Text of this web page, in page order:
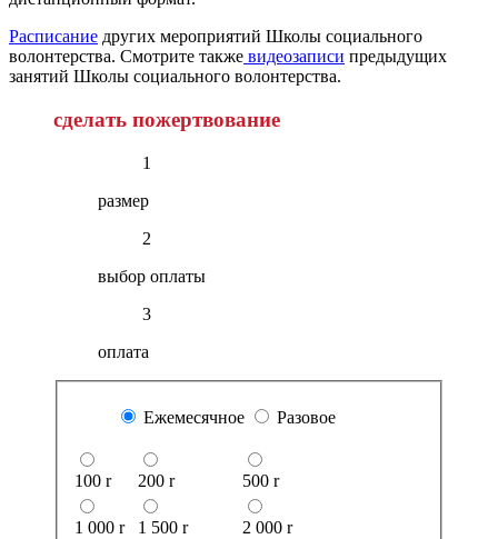
Расписание других мероприятий Школы социального
волонтерства. Смотрите также видеозаписи предыдущих
занятий Школы социального волонтерства.
сделать пожертвование
1
размер
2
выбор оплаты
3
оплата
Ежемесячное Разовое
100 r 200 r 500 r
1 000 r 1 500 r 2 000 r